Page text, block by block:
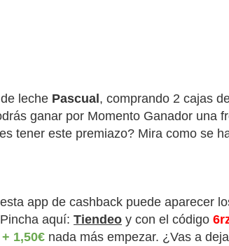
leche Pascual, comprando 2 cajas
ganar por Momento Ganador una
tener este premiazo? Mira como se
app de cashback puede aparecer
aquí: Tiendeo y con el código
+ 1,50€ nada más empezar. ¿Vas a